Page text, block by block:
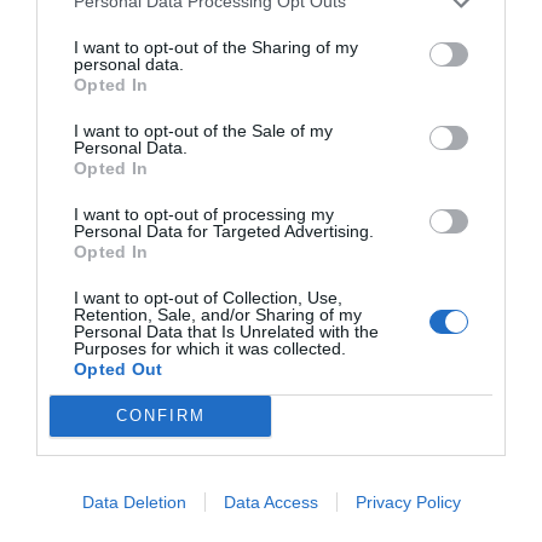
I want to opt-out of the Sharing of my
personal data.
Opted In
I want to opt-out of the Sale of my
Personal Data.
Opted In
I want to opt-out of processing my
Personal Data for Targeted Advertising.
Opted In
I want to opt-out of Collection, Use,
Retention, Sale, and/or Sharing of my
Personal Data that Is Unrelated with the
Purposes for which it was collected.
Opted Out
CONFIRM
Data Deletion Data Access Privacy Policy
εξοπλισμό νηπιαγωγείων και κέντρων δεξιοτήτων
εγγυάται αξιοπιστία, παιδαγωγική αρτιότητα και μια
ισχυρή "πράσινη" ταυτότητα που εκτιμάται από
Σχετικά προϊόντα